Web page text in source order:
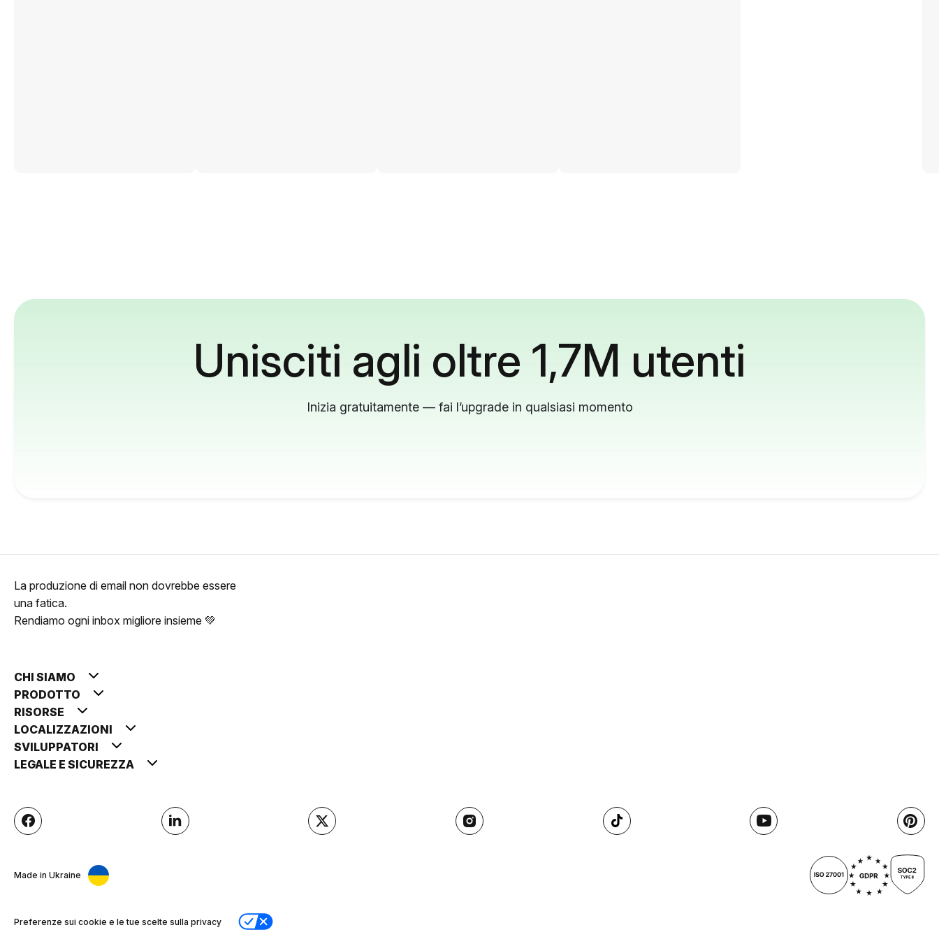
Unisciti agli oltre 1,7M utenti
Inizia gratuitamente — fai l’upgrade in qualsiasi momento
La produzione di email non dovrebbe essere
una fatica.
Rendiamo ogni inbox migliore insieme 💚
CHI SIAMO
PRODOTTO
RISORSE
LOCALIZZAZIONI
SVILUPPATORI
LEGALE E SICUREZZA
Made in Ukraine
Preferenze sui cookie e le tue scelte sulla privacy